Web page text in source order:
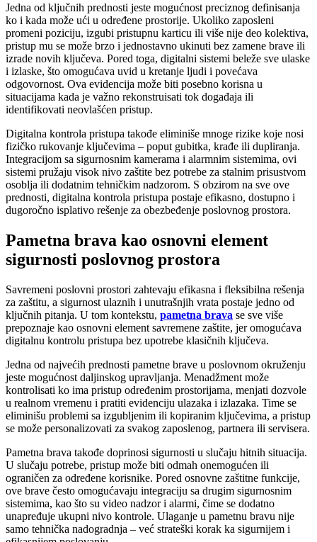
Jedna od ključnih prednosti jeste mogućnost preciznog definisanja
ko i kada može ući u određene prostorije. Ukoliko zaposleni
promeni poziciju, izgubi pristupnu karticu ili više nije deo kolektiva,
pristup mu se može brzo i jednostavno ukinuti bez zamene brave ili
izrade novih ključeva. Pored toga, digitalni sistemi beleže sve ulaske
i izlaske, što omogućava uvid u kretanje ljudi i povećava
odgovornost. Ova evidencija može biti posebno korisna u
situacijama kada je važno rekonstruisati tok događaja ili
identifikovati neovlašćen pristup.
Digitalna kontrola pristupa takođe eliminiše mnoge rizike koje nosi
fizičko rukovanje ključevima – poput gubitka, krađe ili dupliranja.
Integracijom sa sigurnosnim kamerama i alarmnim sistemima, ovi
sistemi pružaju visok nivo zaštite bez potrebe za stalnim prisustvom
osoblja ili dodatnim tehničkim nadzorom. S obzirom na sve ove
prednosti, digitalna kontrola pristupa postaje efikasno, dostupno i
dugoročno isplativo rešenje za obezbeđenje poslovnog prostora.
Pametna brava kao osnovni element
sigurnosti poslovnog prostora
Savremeni poslovni prostori zahtevaju efikasna i fleksibilna rešenja
za zaštitu, a sigurnost ulaznih i unutrašnjih vrata postaje jedno od
ključnih pitanja. U tom kontekstu, pametna brava se sve više
prepoznaje kao osnovni element savremene zaštite, jer omogućava
digitalnu kontrolu pristupa bez upotrebe klasičnih ključeva.
Jedna od najvećih prednosti pametne brave u poslovnom okruženju
jeste mogućnost daljinskog upravljanja. Menadžment može
kontrolisati ko ima pristup određenim prostorijama, menjati dozvole
u realnom vremenu i pratiti evidenciju ulazaka i izlazaka. Time se
eliminišu problemi sa izgubljenim ili kopiranim ključevima, a pristup
se može personalizovati za svakog zaposlenog, partnera ili servisera.
Pametna brava takođe doprinosi sigurnosti u slučaju hitnih situacija.
U slučaju potrebe, pristup može biti odmah onemogućen ili
ograničen za određene korisnike. Pored osnovne zaštitne funkcije,
ove brave često omogućavaju integraciju sa drugim sigurnosnim
sistemima, kao što su video nadzor i alarmi, čime se dodatno
unapređuje ukupni nivo kontrole. Ulaganje u pametnu bravu nije
samo tehnička nadogradnja – već strateški korak ka sigurnijem i